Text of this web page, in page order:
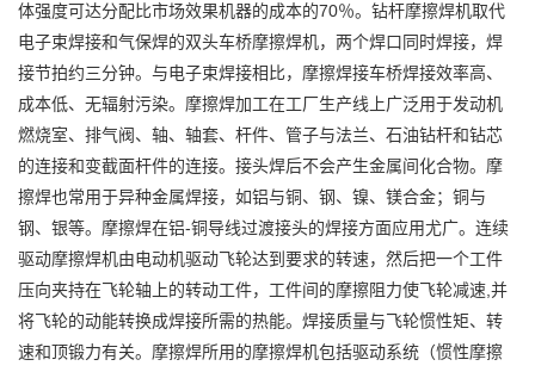
体强度可达分配比市场效果机器的成本的70％。钻杆摩擦焊机取代
电子束焊接和气保焊的双头车桥摩擦焊机，两个焊口同时焊接，焊
接节拍约三分钟。与电子束焊接相比，摩擦焊接车桥焊接效率高、
成本低、无辐射污染。摩擦焊加工在工厂生产线上广泛用于发动机
燃烧室、排气阀、轴、轴套、杆件、管子与法兰、石油钻杆和钻芯
的连接和变截面杆件的连接。接头焊后不会产生金属间化合物。摩
擦焊也常用于异种金属焊接，如铝与铜、钢、镍、镁合金；铜与
钢、银等。摩擦焊在铝-铜导线过渡接头的焊接方面应用尤广。连续
驱动摩擦焊机由电动机驱动飞轮达到要求的转速，然后把一个工件
压向夹持在飞轮轴上的转动工件，工件间的摩擦阻力使飞轮减速,并
将飞轮的动能转换成焊接所需的热能。焊接质量与飞轮惯性矩、转
速和顶锻力有关。摩擦焊所用的摩擦焊机包括驱动系统（惯性摩擦